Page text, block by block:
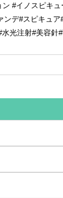
#イノスピキ
ンデ#スピキュ
光注射#美容針